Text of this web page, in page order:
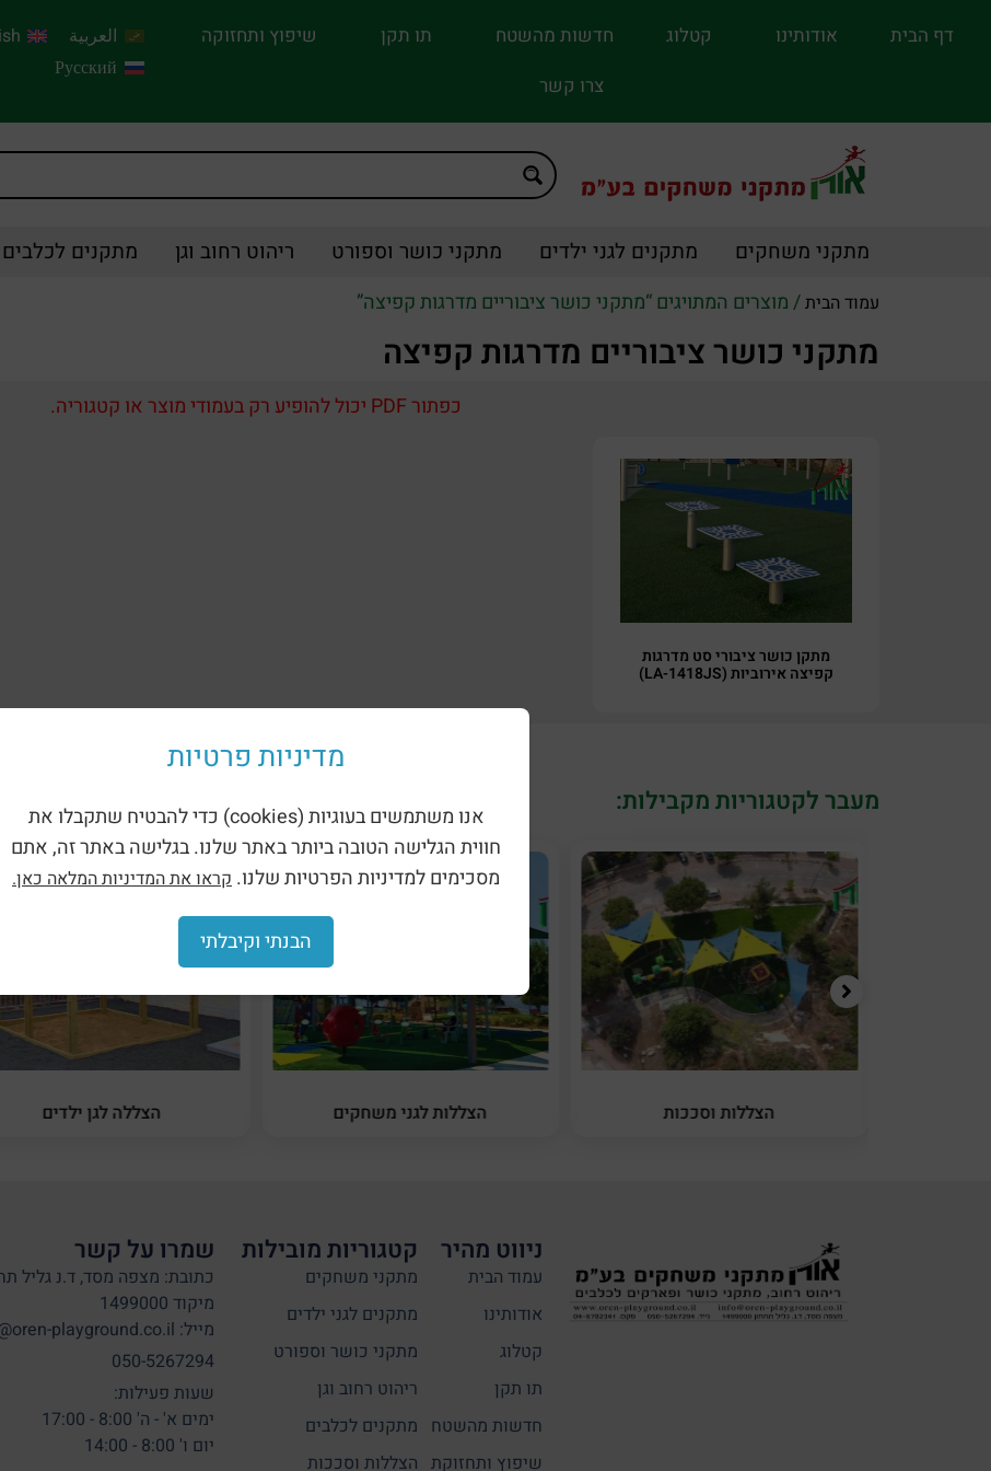
דף הבית אודותינו קטלוג חדשות מהשטח תו תקן
שיפוץ ותחזוקה
צרו קשר
العربية
Русский
מתקני משחקים מתקנים לגני ילדים מתקני כושר וספורט ריהוט רחוב וגן מתקנים לכלבים
עמוד הבית/ מוצרים המתויגים “מתקני כושר ציבוריים מדרגות קפיצה”
מתקני כושר ציבוריים מדרגות קפיצה
כפתור PDF יכול להופיע רק בעמודי מוצר או קטגוריה.
מתקן כושר ציבורי סט מדרגות
קפיצה אירוביות (LA-1418JS)
מעבר לקטגוריות מקבילות:
הצללות וסככות הצללות לגני משחקים הצללה לגן ילדים
ניווט מהיר
עמוד הבית
אודותינו
קטלוג
תו תקן
חדשות מהשטח
שיפוץ ותחזוקת
קטגוריות מובילות
מתקני משחקים
מתקנים לגני ילדים
מתקני כושר וספורט
ריהוט רחוב וגן
מתקנים לכלבים
הצללות וסככות
שמרו על קשר
כתובת: מצפה מסד, ד.נ גליל
מיקוד 1499000
מייל: info@oren-playground.co.il
050-5267294
שעות פעילות:
ימים א' - ה' 8:00 - 17:00
יום ו' 8:00 - 14:00
מדיניות פרטיות
אנו משתמשים בעוגיות (cookies) כדי להבטיח שתקבלו את
חווית הגלישה הטובה ביותר באתר שלנו. בגלישה באתר זה, אתם
מסכימים למדיניות הפרטיות שלנו. קראו את המדיניות המלאה כאן.
הבנתי וקיבלתי